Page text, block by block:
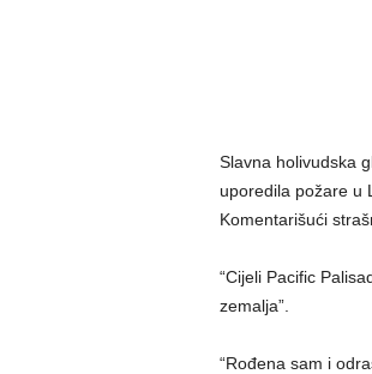
Slavna holivudska
uporedila požare u
Komentarišući
“Cijeli Pacific
zemalja”.
“Rođena sam i